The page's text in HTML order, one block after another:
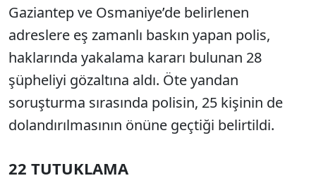
Gaziantep ve Osmaniye’de belirlenen
adreslere eş zamanlı baskın yapan polis,
haklarında yakalama kararı bulunan 28
şüpheliyi gözaltına aldı. Öte yandan
soruşturma sırasında polisin, 25 kişinin de
dolandırılmasının önüne geçtiği belirtildi.
22 TUTUKLAMA